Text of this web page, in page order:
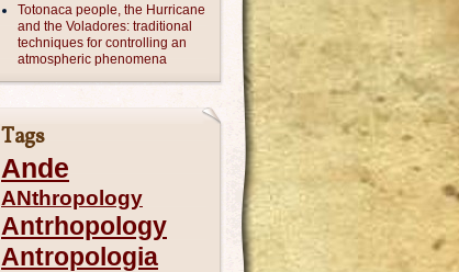
Totonaca people, the Hurricane
and the Voladores: traditional
techniques for controlling an
atmospheric phenomena
Tags
Ande
ANthropology
Antrhopology
Antropologia